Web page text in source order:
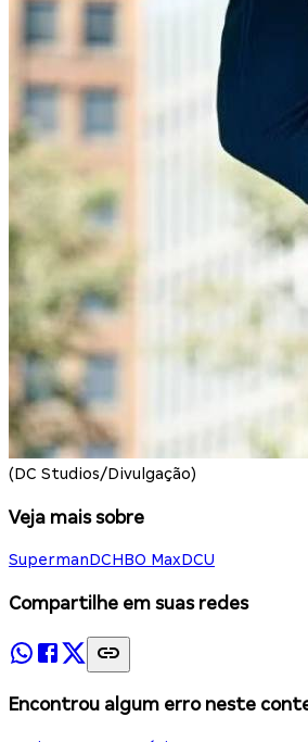
(DC Studios/Divulgação)
Veja mais sobre
SupermanDCHBO MaxDCU
Compartilhe em suas redes
Encontrou algum erro neste